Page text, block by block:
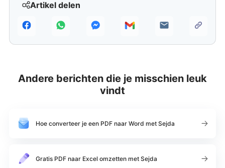
Artikel delen
Andere berichten die je misschien leuk
vindt
Hoe converteer je een PDF naar Word met Sejda
Gratis PDF naar Excel omzetten met Sejda